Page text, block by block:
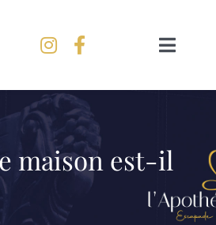
Tarifs
maison est-il